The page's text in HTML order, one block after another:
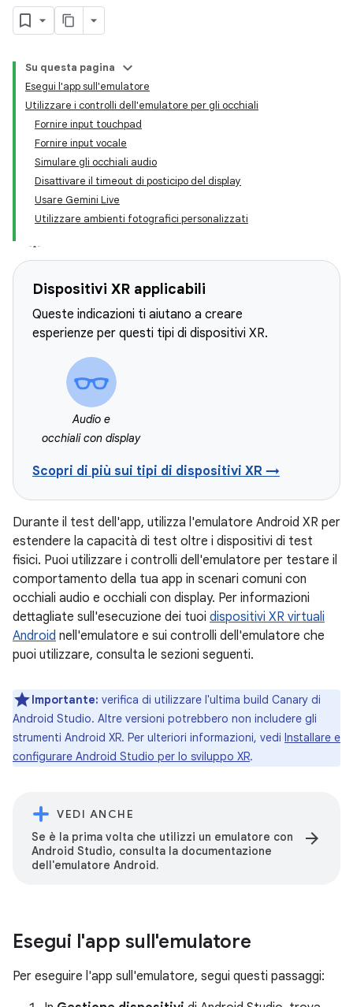
Su questa pagina
Esegui l'app sull'emulatore
Utilizzare i controlli dell'emulatore per gli occhiali
Fornire input touchpad
Fornire input vocale
Simulare gli occhiali audio
Disattivare il timeout di posticipo del display
Usare Gemini Live
Utilizzare ambienti fotografici personalizzati
Dispositivi XR applicabili
Queste indicazioni ti aiutano a creare
esperienze per questi tipi di dispositivi XR.
Audio e
occhiali con display
Scopri di più sui tipi di dispositivi XR →
Durante il test dell'app, utilizza l'emulatore Android XR per
estendere la capacità di test oltre i dispositivi di test
fisici. Puoi utilizzare i controlli dell'emulatore per testare il
comportamento della tua app in scenari comuni con
occhiali audio e occhiali con display. Per informazioni
dettagliate sull'esecuzione dei tuoi dispositivi XR virtuali
Android nell'emulatore e sui controlli dell'emulatore che
puoi utilizzare, consulta le sezioni seguenti.
Importante: verifica di utilizzare l'ultima build Canary di
Android Studio. Altre versioni potrebbero non includere gli
strumenti Android XR. Per ulteriori informazioni, vedi Installare e
configurare Android Studio per lo sviluppo XR.
VEDI ANCHE
Se è la prima volta che utilizzi un emulatore con
Android Studio, consulta la documentazione
dell'emulatore Android.
arrow_forward
Esegui l'app sull'emulatore
Per eseguire l'app sull'emulatore, segui questi passaggi: